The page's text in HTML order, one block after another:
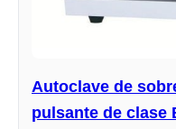
Autoclave de
pulsante de clase